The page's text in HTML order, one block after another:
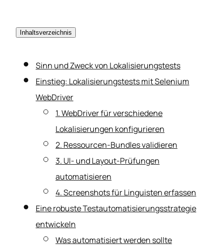
Inhaltsverzeichnis
Sinn und Zweck von Lokalisierungstests
Einstieg: Lokalisierungstests mit Selenium
WebDriver
1. WebDriver für verschiedene
Lokalisierungen konfigurieren
2. Ressourcen-Bundles validieren
3. UI- und Layout-Prüfungen
automatisieren
4. Screenshots für Linguisten erfassen
Eine robuste Testautomatisierungsstrategie
entwickeln
Was automatisiert werden sollte